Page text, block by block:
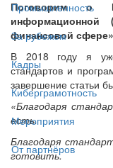
Промышленность
За рубежом
Кадры
Киберграмотность
Мероприятия
От партнёров
Поговорим о
информационной
финансовой
В 2018 году я
стандартов и
завершение статьи
«Благодаря
есть.
Благодаря
готовить.